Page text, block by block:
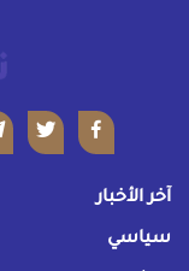
آخر الأخبار
سياسي